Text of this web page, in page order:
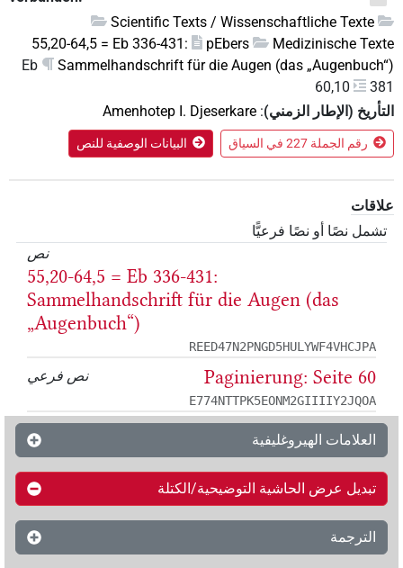
Scientific Texts / Wissenschaftliche Texte
Medizinische Texte
pEbers
55,20-64,5 = Eb 336-431:
Sammelhandschrift für die Augen (das „Augenbuch“)
Eb
381
60,10
التأريخ (الإطار الزمني):
Amenhotep I. Djeserkare
رقم الجملة 227 في السياق البيانات الوصفية للنص
علاقات
تشمل نصًا أو نصًا فرعيًّا
نص
55,20-64,5 = Eb 336-431:
Sammelhandschrift für die Augen (das
„Augenbuch“)
REED47N2PNGD5HULYWF4VHCJPA
نص فرعي Paginierung: Seite 60
E774NTTPK5EONM2GIIIIY2JQOA
العلامات الهيروغليفية
تبديل عرض الحاشية التوضيحية/الكتلة
الترجمة